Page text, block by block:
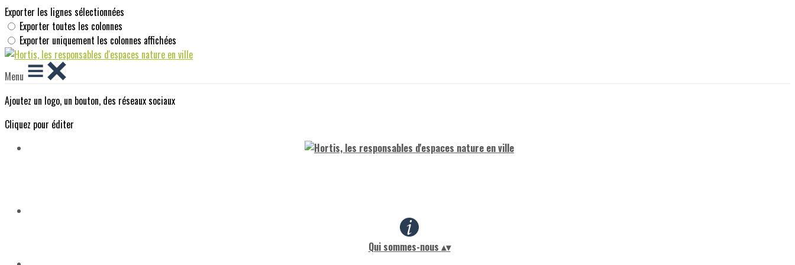
Exporter les lignes sélectionnées
Exporter toutes les colonnes
Exporter uniquement les colonnes affichées
Menu
Ajoutez un logo, un bouton, des réseaux sociaux
Cliquez pour éditer
Qui sommes-nous ▴▾